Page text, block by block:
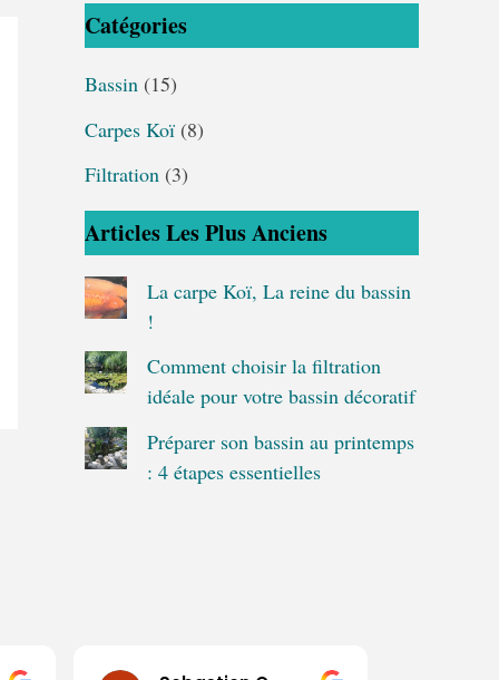
Catégories
Bassin (15)
Carpes Koï (8)
Filtration (3)
Articles Les Plus Anciens
La carpe Koï, La reine du bassin
!
Comment choisir la filtration
idéale pour votre bassin décoratif
Préparer son bassin au printemps
: 4 étapes essentielles